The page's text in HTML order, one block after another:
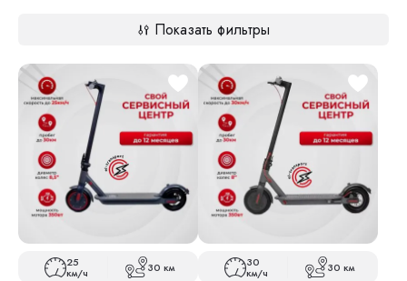
Показать фильтры
25
км/ч 30 км 30
км/ч 30 км